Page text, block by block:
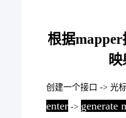
根据
创建一个接口 -> 光
enter-> generate